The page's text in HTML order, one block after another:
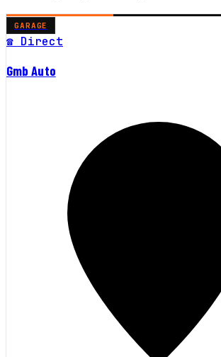
GARAGE
☎ Direct
Gmb Auto